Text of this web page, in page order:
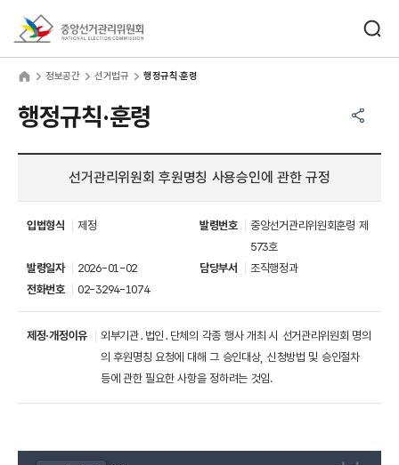
정보공간 선거법규 행정규칙·훈령
행정규칙·훈령
선거관리위원회 후원명칭 사용승인에 관한 규정
입법형식 제정 발령번호
중앙선거관리위원회훈령 제
573호
발령일자
2026-01-02 담당부서
조직행정과
전화번호
02-3294-1074
제정·개정이유
외부기관․법인․단체의 각종 행사 개최 시 선거관리위원회 명의
의 후원명칭 요청에 대해 그 승인대상, 신청방법 및 승인절차
등에 관한 필요한 사항을 정하려는 것임.